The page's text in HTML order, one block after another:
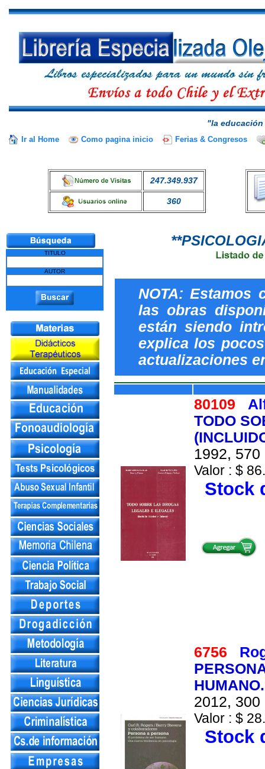
"la
Ir al Home Como pagina inicio Ferias & Congresos
247.349.937
360
TITULO
AUTOR
NOTA: Estamos
las obras
están siendo
explica los
actualizaciones
80109
TODO
1992,
Valor : $
Stock
6756
2012, 300
Valor : $
Stock